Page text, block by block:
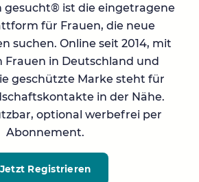
gesucht® ist die eingetragene
für Frauen, die neue
suchen. Online seit 2014, mit
Frauen in Deutschland und
geschützte Marke steht für
in der Nähe.
optional werbefrei per
Abonnement.
Jetzt Registrieren